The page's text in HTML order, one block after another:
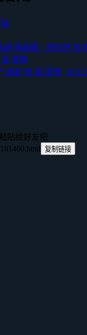
渊 蒋森薇：杨欣然 凯
喜 爱情
搞笑 短 喜 爱情 ·2026
贴给好友吧
复制链接